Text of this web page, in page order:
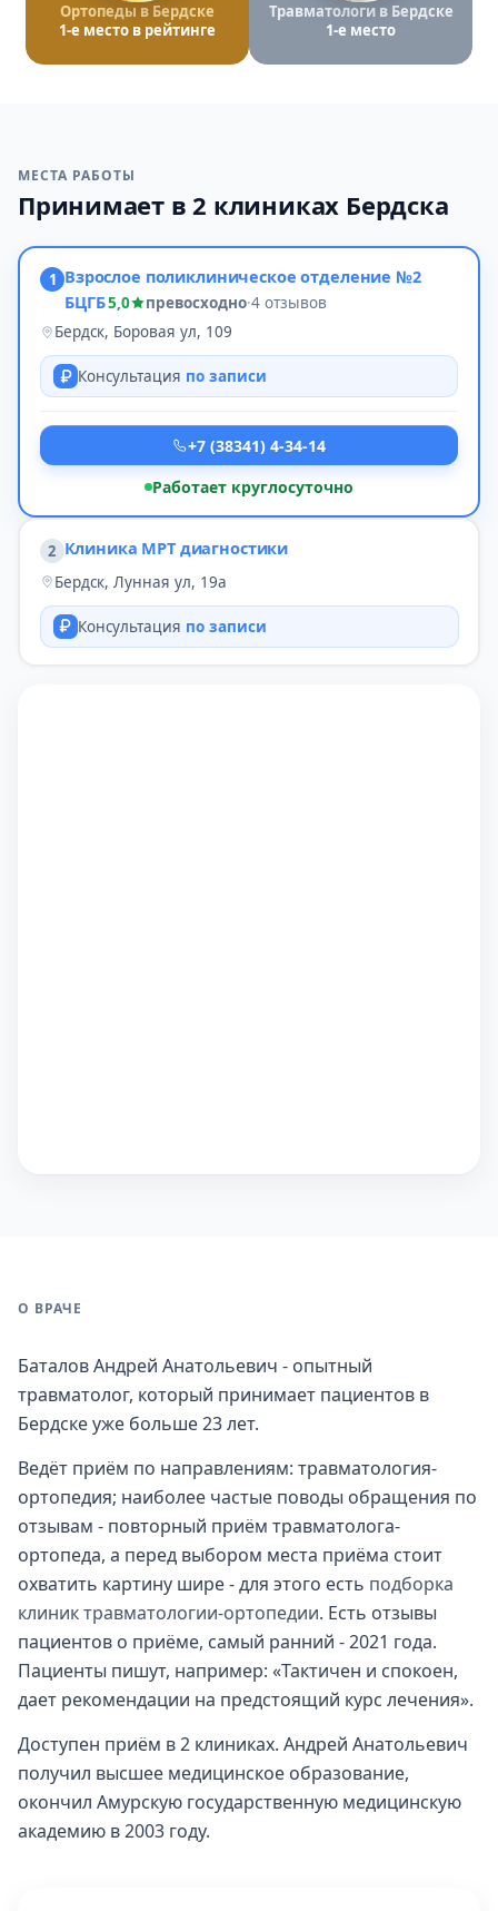
Ортопеды в Бердске
1-е место в рейтинге
Травматологи в Бердске
1-е место
МЕСТА РАБОТЫ
Принимает в 2 клиниках Бердска
1 Взрослое поликлиническое отделение №2
БЦГБ5,0 превосходно·4 отзывов
Бердск, Боровая ул, 109
Консультация по записи
+7 (38341) 4-34-14
Работает круглосуточно
2 Клиника МРТ диагностики
Бердск, Лунная ул, 19а
Консультация по записи
О ВРАЧЕ
Баталов Андрей Анатольевич - опытный
травматолог, который принимает пациентов в
Бердске уже больше 23 лет.
Ведёт приём по направлениям: травматология-
ортопедия; наиболее частые поводы обращения по
отзывам - повторный приём травматолога-
ортопеда, а перед выбором места приёма стоит
охватить картину шире - для этого есть подборка
клиник травматологии-ортопедии. Есть отзывы
пациентов о приёме, самый ранний - 2021 года.
Пациенты пишут, например: «Тактичен и спокоен,
дает рекомендации на предстоящий курс лечения».
Доступен приём в 2 клиниках. Андрей Анатольевич
получил высшее медицинское образование,
окончил Амурскую государственную медицинскую
академию в 2003 году.